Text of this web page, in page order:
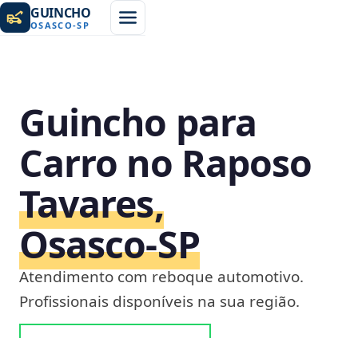
GUINCHO
OSASCO-SP
Guincho para
Carro no Raposo
Tavares,
Osasco‑SP
Atendimento com reboque automotivo.
Profissionais disponíveis na sua região.